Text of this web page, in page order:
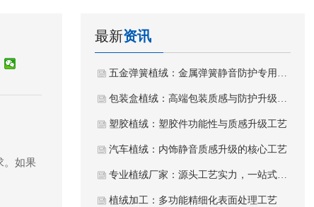
。如果
最新资讯
五金弹簧植绒：金属弹簧静音防护专用植绒工艺
包装盒植绒：高端包装质感与防护升级工艺
塑胶植绒：塑胶件功能性与质感升级工艺
汽车植绒：内饰静音质感升级的核心工艺
专业植绒厂家：源头工艺实力，一站式植绒加工服务
植绒加工：多功能精细化表面处理工艺